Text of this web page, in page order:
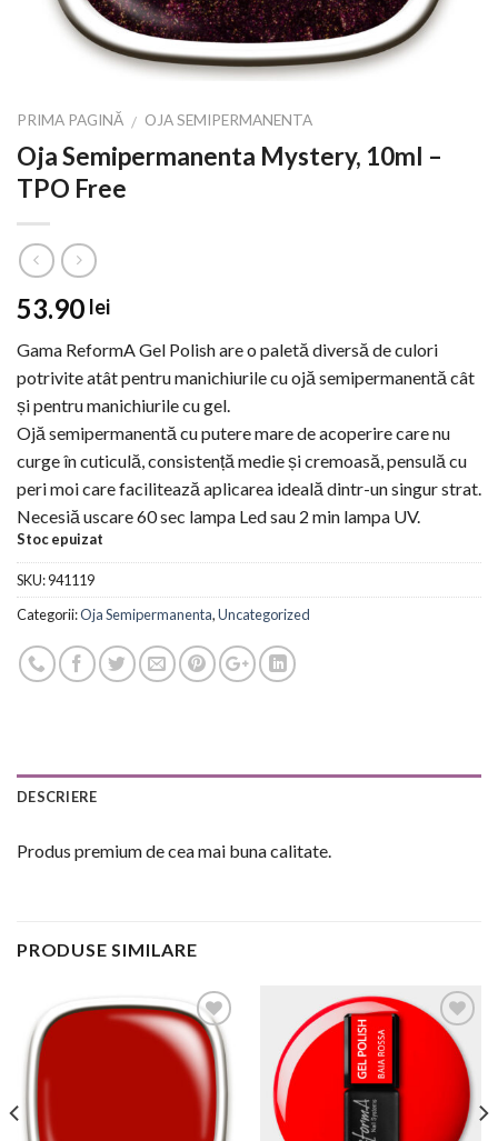
PRIMA PAGINĂ / OJA SEMIPERMANENTA
Oja Semipermanenta Mystery, 10ml –
TPO Free
53.90 lei
Gama ReformA Gel Polish are o paletă diversă de culori
potrivite atât pentru manichiurile cu ojă semipermanentă cât
și pentru manichiurile cu gel.
Ojă semipermanentă cu putere mare de acoperire care nu
curge în cuticulă, consistență medie și cremoasă, pensulă cu
peri moi care facilitează aplicarea ideală dintr-un singur strat.
Necesiă uscare 60 sec lampa Led sau 2 min lampa UV.
Stoc epuizat
SKU:941119
Categorii:Oja Semipermanenta,Uncategorized
DESCRIERE
Produs premium de cea mai buna calitate.
PRODUSE SIMILARE
Add to
Wishlist
Add to
Wishlist